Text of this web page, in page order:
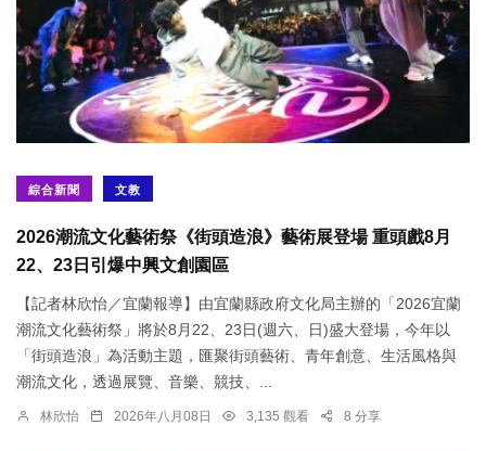
綜合新聞 文教
2026潮流文化藝術祭《街頭造浪》藝術展登場 重頭戲8月
22、23日引爆中興文創園區
【記者林欣怡／宜蘭報導】由宜蘭縣政府文化局主辦的「2026宜蘭
潮流文化藝術祭」將於8月22、23日(週六、日)盛大登場，今年以
「街頭造浪」為活動主題，匯聚街頭藝術、青年創意、生活風格與
潮流文化，透過展覽、音樂、競技、...
林欣怡 2026年八月08日 3,135 觀看 8 分享